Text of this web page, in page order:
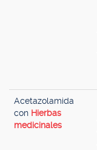
Acetazolamida
con Hierbas
medicinales